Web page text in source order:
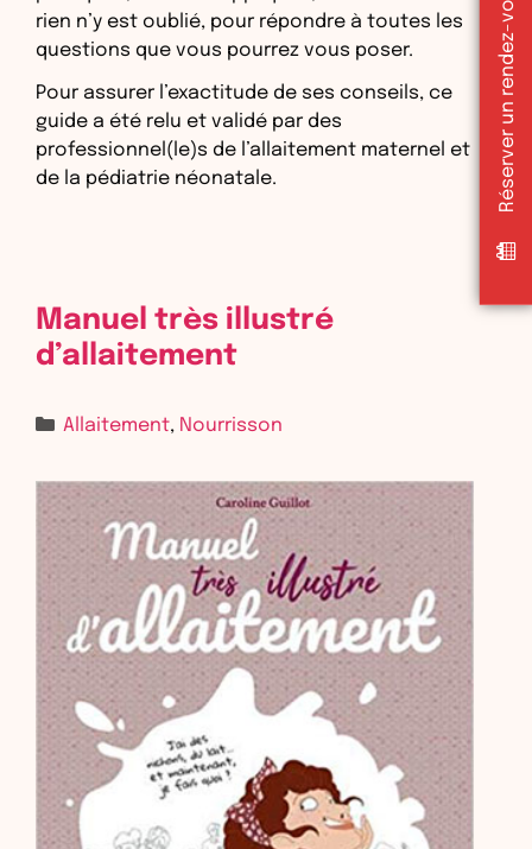
rien n’y est oublié, pour répondre à toutes les
questions que vous pourrez vous poser.
Pour assurer l’exactitude de ses conseils, ce
guide a été relu et validé par des
professionnel(le)s de l’allaitement maternel et
de la pédiatrie néonatale.
Manuel très illustré
d’allaitement
Allaitement, Nourrisson